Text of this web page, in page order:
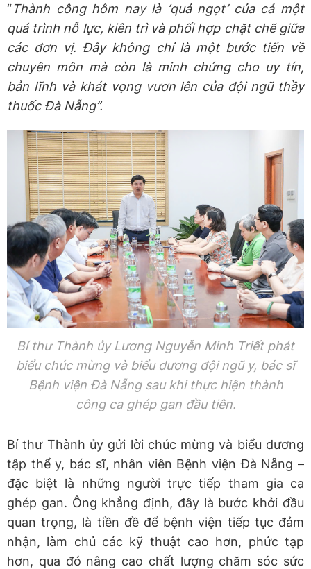
“Thành công hôm nay là ‘quả ngọt’ của cả một
quá trình nỗ lực, kiên trì và phối hợp chặt chẽ giữa
các đơn vị. Đây không chỉ là một bước tiến về
chuyên môn mà còn là minh chứng cho uy tín,
bản lĩnh và khát vọng vươn lên của đội ngũ thầy
thuốc Đà Nẵng”.
Bí thư Thành ủy Lương Nguyễn Minh Triết phát
biểu chúc mừng và biểu dương đội ngũ y, bác sĩ
Bệnh viện Đà Nẵng sau khi thực hiện thành
công ca ghép gan đầu tiên.
Bí thư Thành ủy gửi lời chúc mừng và biểu dương
tập thể y, bác sĩ, nhân viên Bệnh viện Đà Nẵng –
đặc biệt là những người trực tiếp tham gia ca
ghép gan. Ông khẳng định, đây là bước khởi đầu
quan trọng, là tiền đề để bệnh viện tiếp tục đảm
nhận, làm chủ các kỹ thuật cao hơn, phức tạp
hơn, qua đó nâng cao chất lượng chăm sóc sức